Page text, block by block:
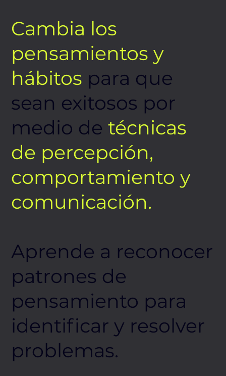
Cambia los
pensamientos y
hábitos para que
sean exitosos por
medio detécnicas
de percepción,
comportamiento y
comunicación.
Aprende a reconocer
patrones de
pensamiento para
identificar y resolver
problemas.